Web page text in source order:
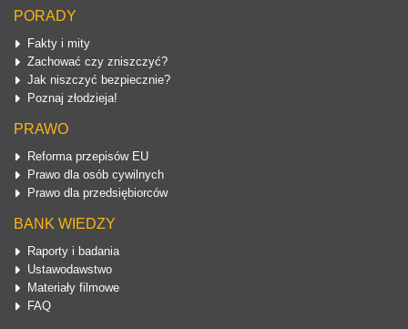
PORADY
Fakty i mity
Zachować czy zniszczyć?
Jak niszczyć bezpiecznie?
Poznaj złodzieja!
PRAWO
Reforma przepisów EU
Prawo dla osób cywilnych
Prawo dla przedsiębiorców
BANK WIEDZY
Raporty i badania
Ustawodawstwo
Materiały filmowe
FAQ